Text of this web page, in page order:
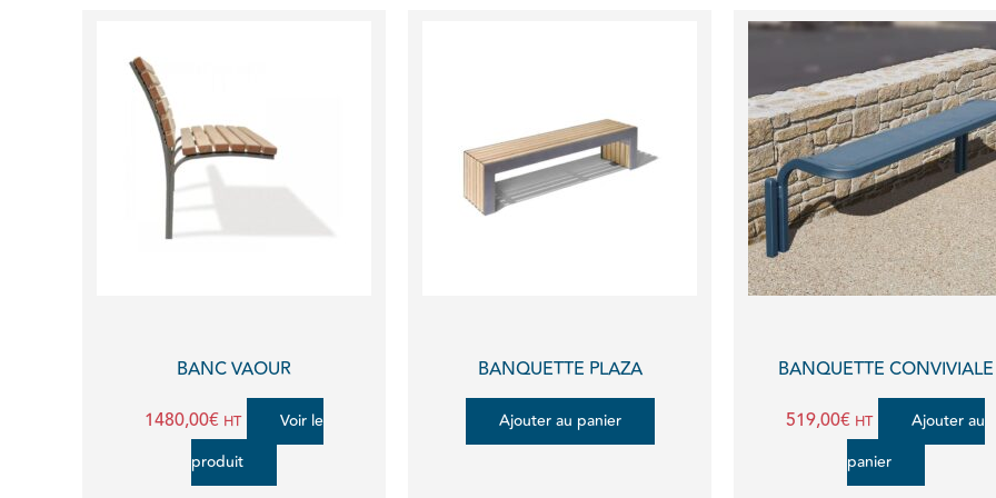
BANC VAOUR
1480,00€ HT
Voir le
produit
BANQUETTE PLAZA
Ajouter au panier
BANQUETTE CONVIVIALE
519,00€ HT
Ajouter au
panier